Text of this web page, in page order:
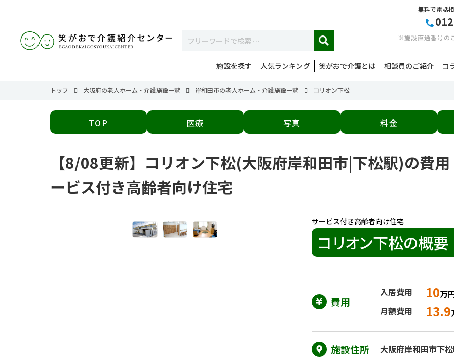
無料で電話
※施設直通番号の
施設を探す 人気ランキング 笑がおで介護とは 相談員のご紹介 コ
トップ 大阪府の老人ホーム・介護施設一覧 岸和田市の老人ホーム・介護施設一覧 コリオン下松
TOP 医療 写真 料金
【8/08更新】コリオン下松(大阪府岸和田市|下松駅)の費
ービス付き高齢者向け住宅
サービス付き高齢者向け住宅
コリオン下松の概要
費用
入居費用 10万
月額費用
13.9
施設住所 大阪府岸和田市下